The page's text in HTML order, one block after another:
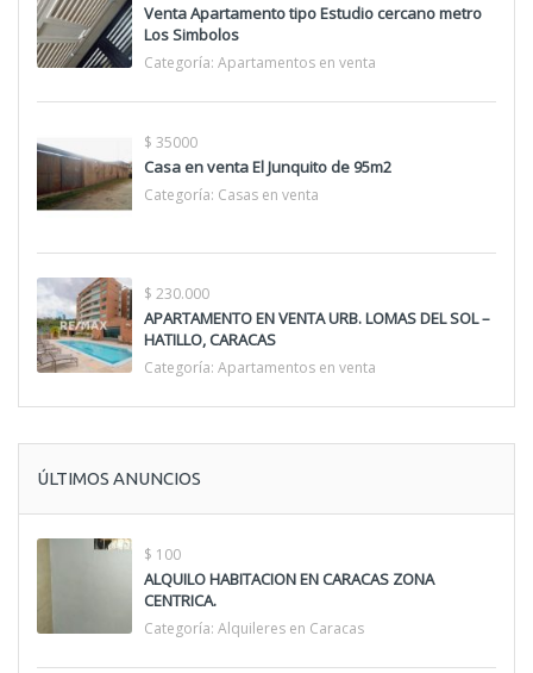
Venta Apartamento tipo Estudio cercano metro
Los Simbolos
Categoría: Apartamentos en venta
$ 35000
Casa en venta El Junquito de 95m2
Categoría: Casas en venta
$ 230.000
APARTAMENTO EN VENTA URB. LOMAS DEL SOL –
HATILLO, CARACAS
Categoría: Apartamentos en venta
ÚLTIMOS ANUNCIOS
$ 100
ALQUILO HABITACION EN CARACAS ZONA
CENTRICA.
Categoría: Alquileres en Caracas